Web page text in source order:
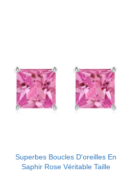
Superbes Boucles D'oreilles En
Saphir Rose Véritable Taille